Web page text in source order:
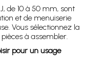
de 10 à 50 mm, sont
et de menuiserie
Vous sélectionnez la
à assembler.
pour un usage